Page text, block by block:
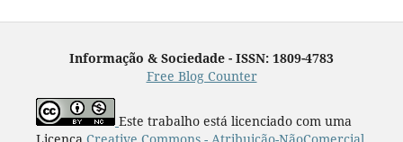
Informação & Sociedade - ISSN: 1809-4783
Free Blog Counter
Este trabalho está licenciado com uma